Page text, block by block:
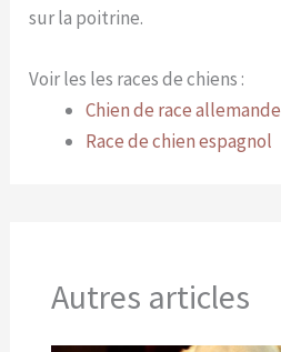
sur la poitrine.
Voir les les races de chiens :
Chien de race allemande
Race de chien espagnol
Autres articles